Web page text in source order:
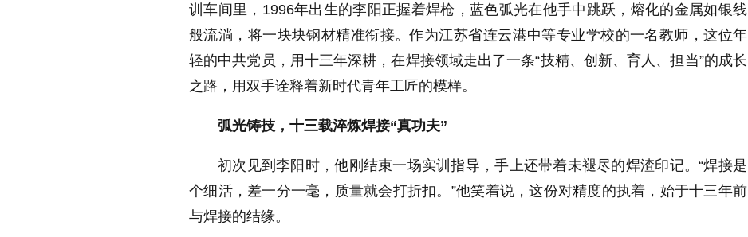
训车间里，1996年出生的李阳正握着焊枪，蓝色弧光在他手中跳跃，熔化的金属如银线
般流淌，将一块块钢材精准衔接。作为江苏省连云港中等专业学校的一名教师，这位年
轻的中共党员，用十三年深耕，在焊接领域走出了一条“技精、创新、育人、担当”的成长
之路，用双手诠释着新时代青年工匠的模样。
弧光铸技，十三载淬炼焊接“真功夫”
初次见到李阳时，他刚结束一场实训指导，手上还带着未褪尽的焊渣印记。“焊接是
个细活，差一分一毫，质量就会打折扣。”他笑着说，这份对精度的执着，始于十三年前
与焊接的结缘。